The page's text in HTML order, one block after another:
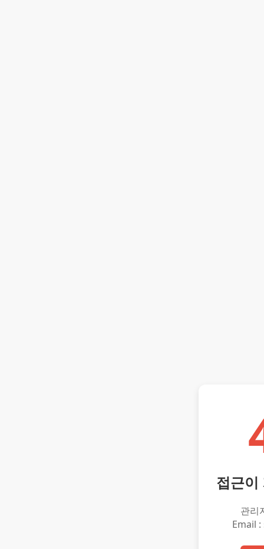
접근이
관리
Email